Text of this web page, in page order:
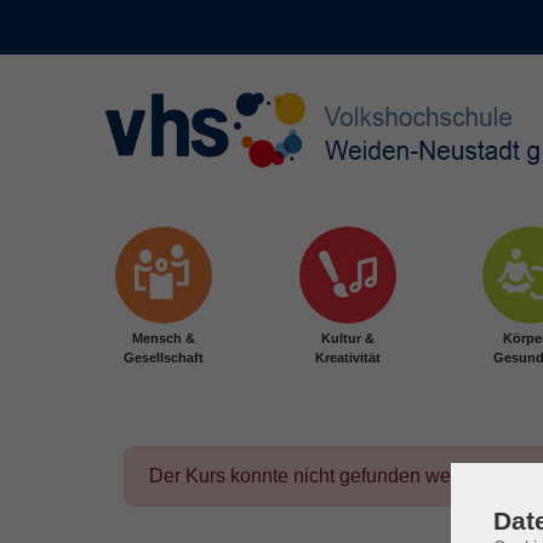
Mensch &
Gesellschaft
Kultur &
Kreativität
Der Kurs konnte nicht gefunden werden.